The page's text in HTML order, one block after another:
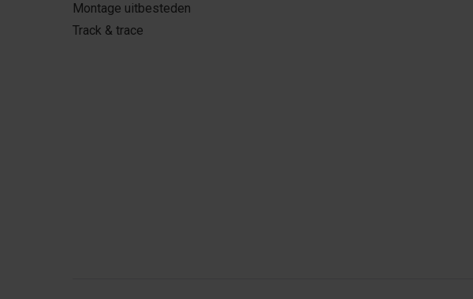
Montage uitbesteden
Track & trace